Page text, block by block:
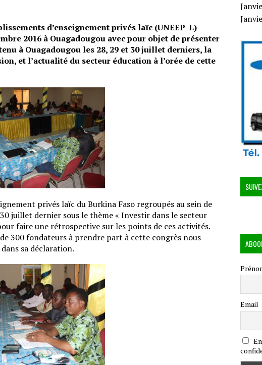
d’enseignement privés laïc (UNEEP-L)
2016 à Ouagadougou avec pour objet de présenter
à Ouagadougou les 28, 29 et 30 juillet derniers, la
et l’actualité du secteur éducation à l’orée de cette
privés laïc du Burkina Faso regroupés au sein de
juillet dernier sous le thème « Investir dans le secteur
faire une rétrospective sur les points de ces activités.
300 fondateurs à prendre part à cette congrès nous
sa déclaration.
Email